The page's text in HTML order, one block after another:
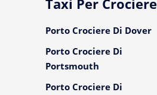
Taxi Per Crociere
Porto Crociere Di Dover
Porto Crociere Di
Portsmouth
Porto Crociere Di